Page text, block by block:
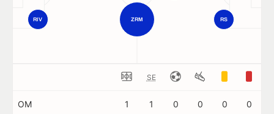
ZRM
RIV RS
SE
OM 1 1 0 0 0 0